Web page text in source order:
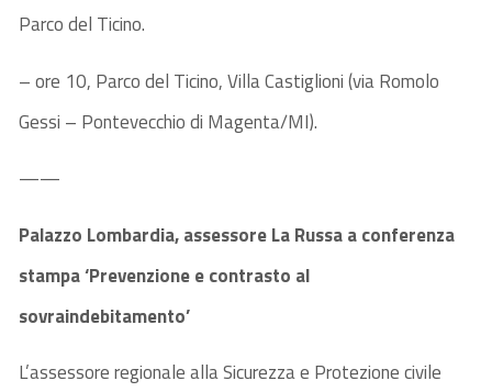
Parco del Ticino.
– ore 10, Parco del Ticino, Villa Castiglioni (via Romolo
Gessi – Pontevecchio di Magenta/MI).
——
Palazzo Lombardia, assessore La Russa a conferenza
stampa ‘Prevenzione e contrasto al
sovraindebitamento’
L’assessore regionale alla Sicurezza e Protezione civile